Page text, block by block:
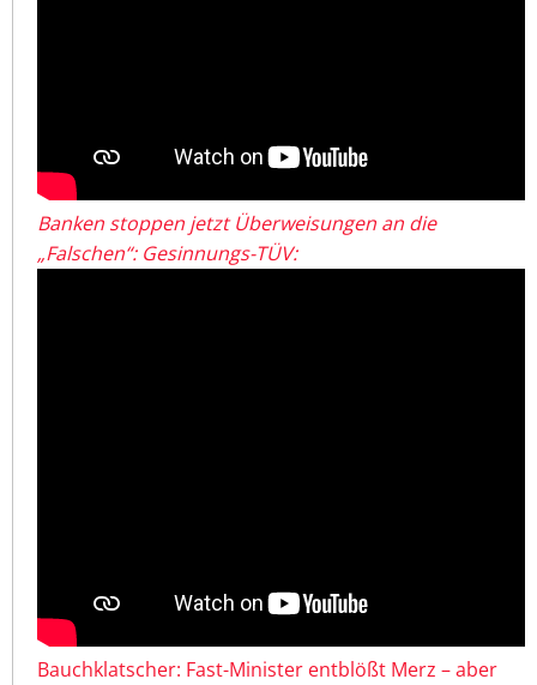
Banken stoppen jetzt Überweisungen an die
„Falschen“: Gesinnungs-TÜV:
Bauchklatscher: Fast-Minister entblößt Merz – aber